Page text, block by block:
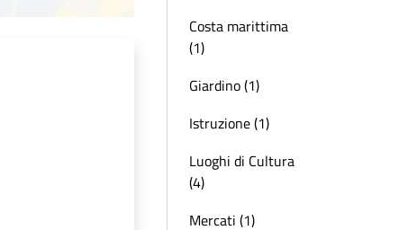
Costa marittima
(1)
Giardino (1)
Istruzione (1)
Luoghi di Cultura
(4)
Mercati (1)